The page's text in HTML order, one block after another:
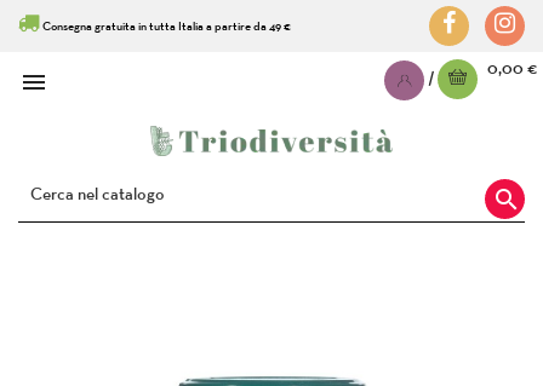
Consegna gratuita in tutta Italia a partire da 49 €
 0,00 €
|
